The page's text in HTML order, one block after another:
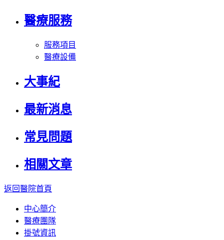
醫療服務
服務項目
醫療設備
大事紀
最新消息
常見問題
相關文章
返回醫院首頁
中心簡介
醫療團隊
掛號資訊